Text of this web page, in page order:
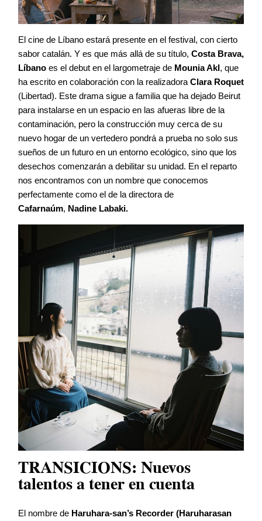
El cine de Líbano estará presente en el festival, con cierto
sabor catalán. Y es que más allá de su título, Costa Brava,
Líbano es el debut en el largometraje de Mounia Akl, que
ha escrito en colaboración con la realizadora Clara Roquet
(Libertad). Este drama sigue a familia que ha dejado Beirut
para instalarse en un espacio en las afueras libre de la
contaminación, pero la construcción muy cerca de su
nuevo hogar de un vertedero pondrá a prueba no solo sus
sueños de un futuro en un entorno ecológico, sino que los
desechos comenzarán a debilitar su unidad. En el reparto
nos encontramos con un nombre que conocemos
perfectamente como el de la directora de
Cafarnaúm, Nadine Labaki.
TRANSICIONS: Nuevos
talentos a tener en cuenta
El nombre de Haruhara-san’s Recorder (Haruharasan